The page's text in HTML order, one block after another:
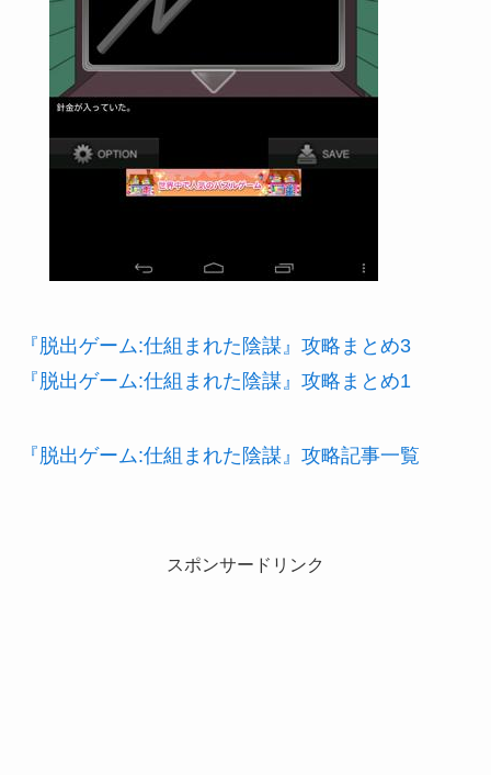
『脱出ゲーム:仕組まれた陰謀』攻略まとめ3
『脱出ゲーム:仕組まれた陰謀』攻略まとめ1
『脱出ゲーム:仕組まれた陰謀』攻略記事一覧
スポンサードリンク